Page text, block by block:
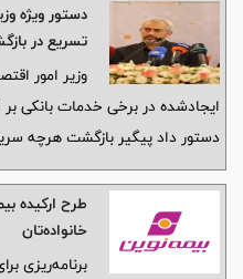
دستور ویژه
تسریع در
وزیر امور
ایجادشده در برخی خدمات بانکی بر
دستور داد پیگیر بازگشت هرچه
طرح ارکیده
خانواده‌تان
برنامه‌ریزی